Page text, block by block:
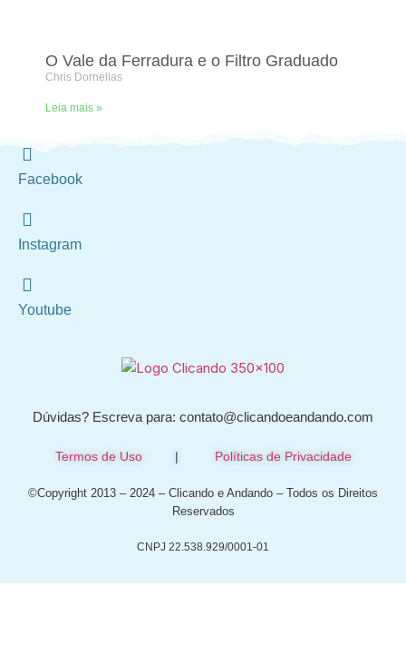
O Vale da Ferradura e o Filtro Graduado
Chris Dornellas
Leia mais »
Facebook
Instagram
Youtube
Dúvidas? Escreva para: contato@clicandoeandando.com
Termos de Uso| Políticas de Privacidade
©Copyright 2013 – 2024 – Clicando e Andando – Todos os Direitos
Reservados
CNPJ 22.538.929/0001-01